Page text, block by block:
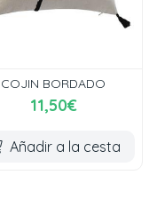
COJIN BORDADO
11,50€
Añadir a la cesta